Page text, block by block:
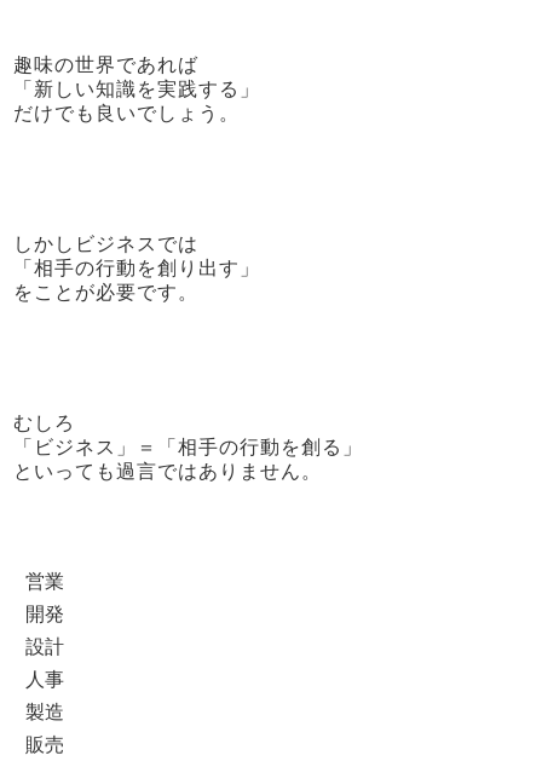
趣味の世界であれば
「新しい知識を実践する」
だけでも良いでしょう。
しかしビジネスでは
「相手の行動を創り出す」
をことが必要です。
むしろ
「ビジネス」＝「相手の行動を創る」
といっても過言ではありません。
営業
開発
設計
人事
製造
販売